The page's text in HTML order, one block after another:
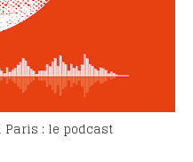
Paris : le podcast